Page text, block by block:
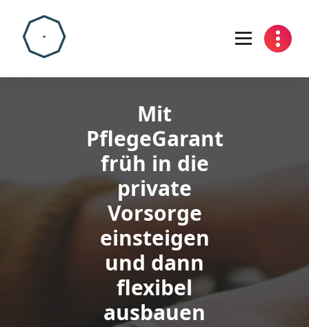
content
Mit
PflegeGarant
früh in die
private
Vorsorge
einsteigen
und dann
flexibel
ausbauen